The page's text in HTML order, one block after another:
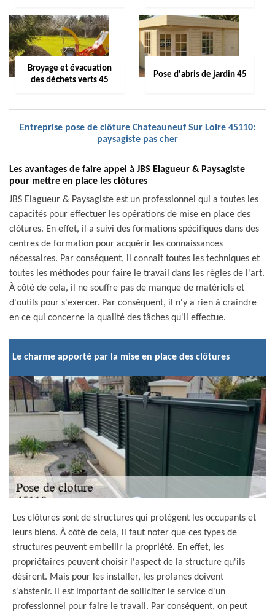
Broyage et évacuation
des déchets verts 45
Pose d'abris de jardin 45
Entreprise pose de clôture Chateauneuf Sur Loire 45110:
paysagiste pas cher
Les avantages de faire appel à JBS Elagueur & Paysagiste
pour mettre en place les clôtures
JBS Elagueur & Paysagiste est un professionnel qui a toutes les
capacités pour effectuer les opérations de mise en place des
clôtures. En effet, il a suivi des formations spécifiques dans des
centres de formation pour acquérir les connaissances
nécessaires. Par conséquent, il connait toutes les techniques et
toutes les méthodes pour faire le travail dans les règles de l'art.
À côté de cela, il ne souffre pas de manque de matériels et
d'outils pour s'exercer. Par conséquent, il n'y a rien à craindre
en ce qui concerne la qualité des tâches qu'il effectue.
Le charme apporté par la mise en place des clôtures
Les clôtures sont de structures qui protègent les occupants et
leurs biens. À côté de cela, il faut noter que ces types de
structures peuvent embellir la propriété. En effet, les
propriétaires peuvent choisir l'aspect de la structure qu'ils
désirent. Mais pour les installer, les profanes doivent
s'abstenir. Il est important de solliciter le service d'un
professionnel pour faire le travail. Par conséquent, on peut